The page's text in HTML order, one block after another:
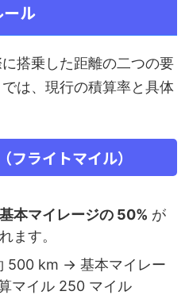
ル
搭乗した距離の二つの要
は、現行の積算率と具体
フライトマイル）
本マイレージの 50% が
ます。
500 km → 基本マイレー
マイル 250 マイル